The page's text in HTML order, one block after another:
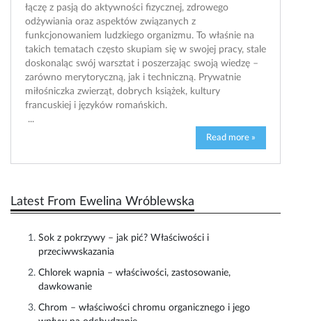
łączę z pasją do aktywności fizycznej, zdrowego
odżywiania oraz aspektów związanych z
funkcjonowaniem ludzkiego organizmu. To właśnie na
takich tematach często skupiam się w swojej pracy, stale
doskonaląc swój warsztat i poszerzając swoją wiedzę –
zarówno merytoryczną, jak i techniczną. Prywatnie
miłośniczka zwierząt, dobrych książek, kultury
francuskiej i języków romańskich.
...
Read more »
Latest From Ewelina Wróblewska
Sok z pokrzywy – jak pić? Właściwości i
przeciwwskazania
Chlorek wapnia – właściwości, zastosowanie,
dawkowanie
Chrom – właściwości chromu organicznego i jego